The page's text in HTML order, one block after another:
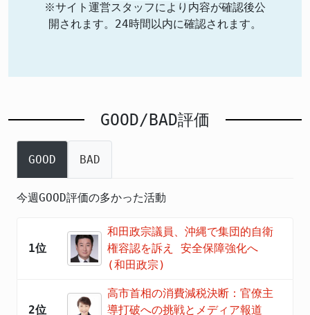
※サイト運営スタッフにより内容が確認後公
開されます。24時間以内に確認されます。
GOOD/BAD評価
GOOD BAD
今週GOOD評価の多かった活動
1位
和田政宗議員、沖縄で集団的自衛
権容認を訴え 安全保障強化へ
(和田政宗)
2位
高市首相の消費減税決断：官僚主
導打破への挑戦とメディア報道